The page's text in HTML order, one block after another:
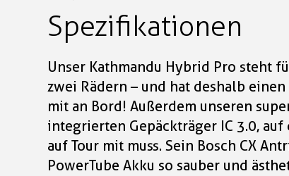
Spezifikationen
Unser Kathmandu Hybrid Pro steht
zwei Rädern – und hat deshalb
mit an Bord! Außerdem unseren
integrierten Gepäckträger IC 3.0,
auf Tour mit muss. Sein Bosch CX
PowerTube Akku so sauber und